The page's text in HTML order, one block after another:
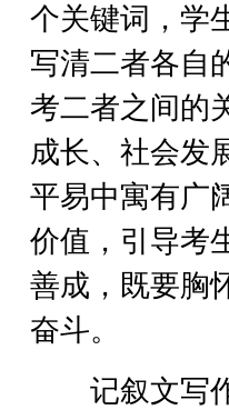
个关键词，学
写清二者各自
考二者之间的
成长、社会发
平易中寓有广
价值，引导考
善成，既要胸
奋斗。
记叙文写作